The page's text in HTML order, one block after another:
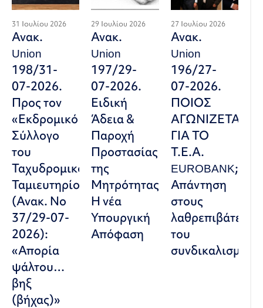
31 Ιουλίου 2026
Ανακ.
Union
198/31-
07-2026.
Προς τον
«Εκδρομικό
Σύλλογο
του
Ταχυδρομικού
Ταμιευτηρίου»
(Ανακ. Νο
37/29-07-
2026):
«Απορία
ψάλτου…
βηξ
(βήχας)»
29 Ιουλίου 2026
Ανακ.
Union
197/29-
07-2026.
Ειδική
Άδεια &
Παροχή
Προστασίας
της
Μητρότητας:
Η νέα
Υπουργική
Απόφαση
27 Ιουλίου 2026
Ανακ.
Union
196/27-
07-2026.
ΠΟΙΟΣ
ΑΓΩΝΙΖΕΤΑΙ
ΓΙΑ ΤΟ
Τ.Ε.Α.
EUROBANK;
Απάντηση
στους
λαθρεπιβάτες
του
συνδικαλισμού